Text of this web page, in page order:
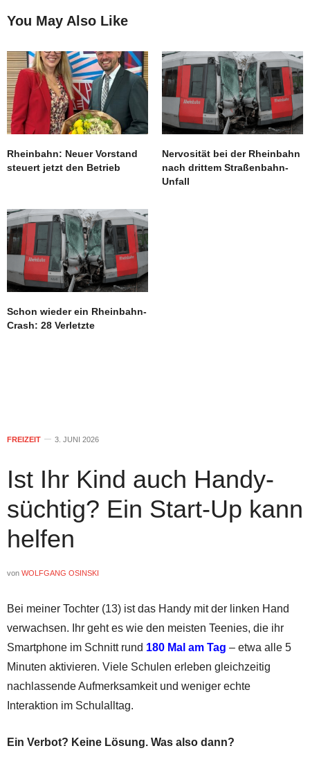
You May Also Like
Rheinbahn: Neuer Vorstand
steuert jetzt den Betrieb
Nervosität bei der Rheinbahn
nach drittem Straßenbahn-
Unfall
Schon wieder ein Rheinbahn-
Crash: 28 Verletzte
FREIZEIT 3. JUNI 2026
Ist Ihr Kind auch Handy-
süchtig? Ein Start-Up kann
helfen
von WOLFGANG OSINSKI
Bei meiner Tochter (13) ist das Handy mit der linken Hand
verwachsen. Ihr geht es wie den meisten Teenies, die ihr
Smartphone im Schnitt rund 180 Mal am Tag – etwa alle 5
Minuten aktivieren. Viele Schulen erleben gleichzeitig
nachlassende Aufmerksamkeit und weniger echte
Interaktion im Schulalltag.
Ein Verbot? Keine Lösung. Was also dann?